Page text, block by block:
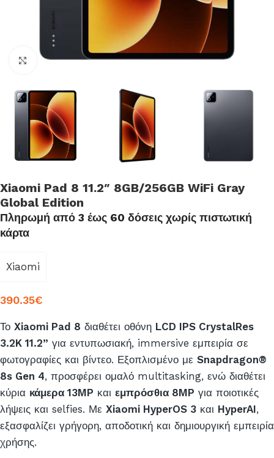
Click to enlarge
Xiaomi Pad 8 11.2″ 8GB/256GB WiFi Gray
Global Edition
Πληρωμή από 3 έως 60 δόσεις χωρίς πιστωτική
κάρτα
Xiaomi
390.35€
Το Xiaomi Pad 8 διαθέτει οθόνη LCD IPS CrystalRes
3.2K 11.2” για εντυπωσιακή, immersive εμπειρία σε
φωτογραφίες και βίντεο. Εξοπλισμένο με Snapdragon®
8s Gen 4, προσφέρει ομαλό multitasking, ενώ διαθέτει
κύρια κάμερα 13MP και εμπρόσθια 8MP για ποιοτικές
λήψεις και selfies. Με Xiaomi HyperOS 3 και HyperAI,
εξασφαλίζει γρήγορη, αποδοτική και δημιουργική εμπειρία
χρήσης.